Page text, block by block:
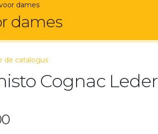
dames
dames
de catalogus
Cognac